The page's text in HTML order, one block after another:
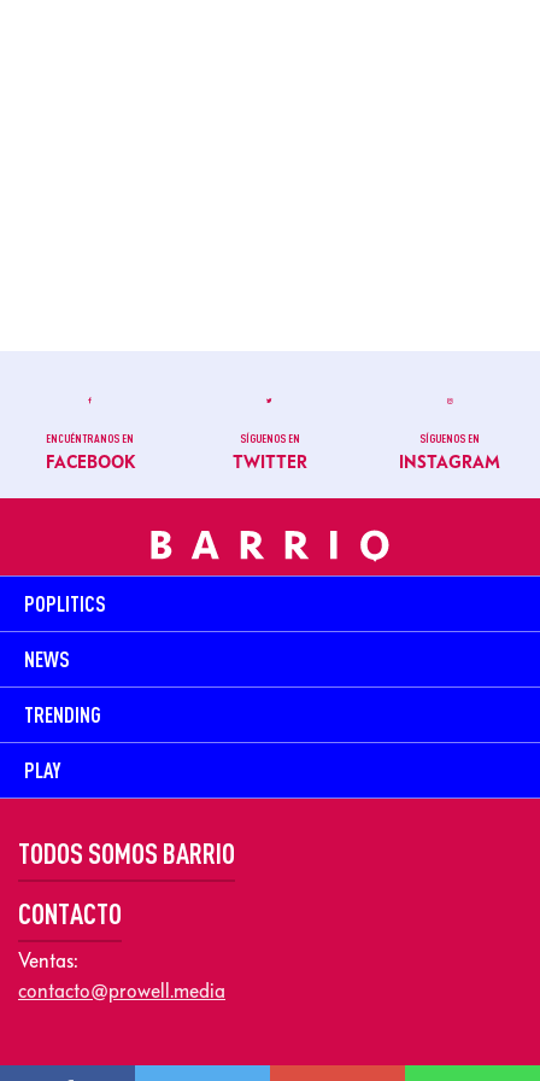
ENCUÉNTRANOS EN
FACEBOOK
SÍGUENOS EN
TWITTER
SÍGUENOS EN
INSTAGRAM
POPLITICS
NEWS
TRENDING
PLAY
TODOS SOMOS BARRIO
CONTACTO
Ventas:
contacto@prowell.media